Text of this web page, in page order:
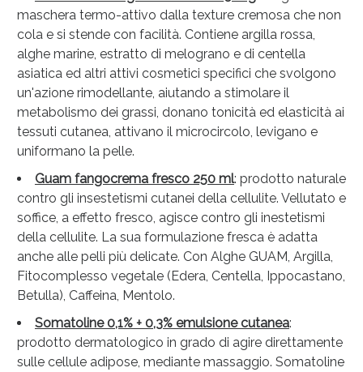
maschera termo-attivo dalla texture cremosa che non
cola e si stende con facilità. Contiene argilla rossa,
alghe marine, estratto di melograno e di centella
asiatica ed altri attivi cosmetici specifici che svolgono
un'azione rimodellante, aiutando a stimolare il
metabolismo dei grassi, donano tonicità ed elasticità ai
tessuti cutanea, attivano il microcircolo, levigano e
uniformano la pelle.
Guam fangocrema fresco 250 ml: prodotto naturale
contro gli insestetismi cutanei della cellulite. Vellutato e
soffice, a effetto fresco, agisce contro gli inestetismi
della cellulite. La sua formulazione fresca è adatta
anche alle pelli più delicate. Con Alghe GUAM, Argilla,
Fitocomplesso vegetale (Edera, Centella, Ippocastano,
Betulla), Caffeina, Mentolo.
Somatoline 0,1% + 0,3% emulsione cutanea:
prodotto dermatologico in grado di agire direttamente
sulle cellule adipose, mediante massaggio. Somatoline